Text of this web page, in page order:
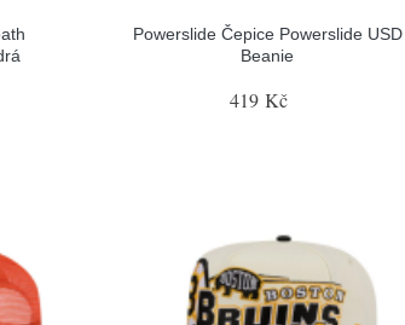
Powerslide Čepice Powerslide USD
Beanie
419 Kč